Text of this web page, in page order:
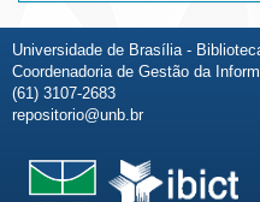
Universidade de Brasília -
Coordenadoria de Gestão da
(61) 3107-2683
repositorio@unb.br